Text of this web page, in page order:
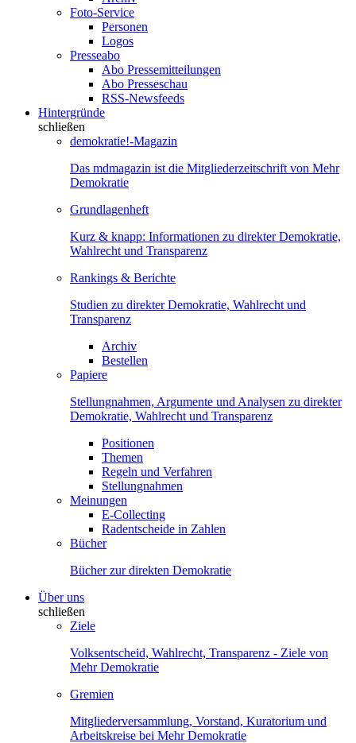
Foto-Service
Personen
Logos
Presseabo
Abo Pressemitteilungen
Abo Presseschau
RSS-Newsfeeds
Hintergründe
schließen
demokratie!-Magazin
Das mdmagazin ist die Mitgliederzeitschrift von Mehr
Demokratie
Grundlagenheft
Kurz & knapp: Informationen zu direkter Demokratie,
Wahlrecht und Transparenz
Rankings & Berichte
Studien zu direkter Demokratie, Wahlrecht und
Transparenz
Archiv
Bestellen
Papiere
Stellungnahmen, Argumente und Analysen zu direkter
Demokratie, Wahlrecht und Transparenz
Positionen
Themen
Regeln und Verfahren
Stellungnahmen
Meinungen
E-Collecting
Radentscheide in Zahlen
Bücher
Bücher zur direkten Demokratie
Über uns
schließen
Ziele
Volksentscheid, Wahlrecht, Transparenz - Ziele von
Mehr Demokratie
Gremien
Mitgliederversammlung, Vorstand, Kuratorium und
Arbeitskreise bei Mehr Demokratie